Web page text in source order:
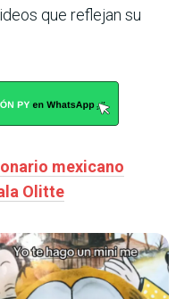
que reflejan su
mexicano
Olitte